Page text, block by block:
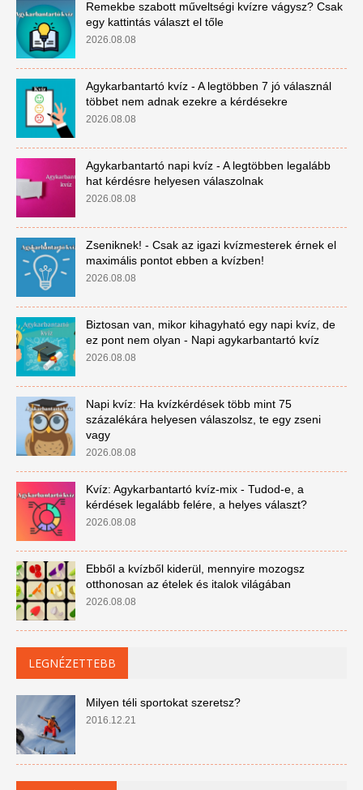
Remekbe szabott műveltségi kvízre vágysz? Csak
egy kattintás választ el tőle
2026.08.08
Agykarbantartó kvíz - A legtöbben 7 jó válasznál
többet nem adnak ezekre a kérdésekre
2026.08.08
Agykarbantartó napi kvíz - A legtöbben legalább
hat kérdésre helyesen válaszolnak
2026.08.08
Zseniknek! - Csak az igazi kvízmesterek érnek el
maximális pontot ebben a kvízben!
2026.08.08
Biztosan van, mikor kihagyható egy napi kvíz, de
ez pont nem olyan - Napi agykarbantartó kvíz
2026.08.08
Napi kvíz: Ha kvízkérdések több mint 75
százalékára helyesen válaszolsz, te egy zseni
vagy
2026.08.08
Kvíz: Agykarbantartó kvíz-mix - Tudod-e, a
kérdések legalább felére, a helyes választ?
2026.08.08
Ebből a kvízből kiderül, mennyire mozogsz
otthonosan az ételek és italok világában
2026.08.08
LEGNÉZETTEBB
Milyen téli sportokat szeretsz?
2016.12.21